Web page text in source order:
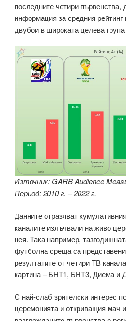
последните четири първенства,
информация за средния рейтинг
двубои в широката целева
Източник: GARB Audience
Период: 2010 г. – 2022 г.
Данните отразяват
каналите излъчвали на живо
нея. Така например,
футболна среща са
резултатите от четири ТВ
картина – БНТ1, БНТ3, Диема и
С най-слаб зрителски интерес
церемонията и откриващия мач